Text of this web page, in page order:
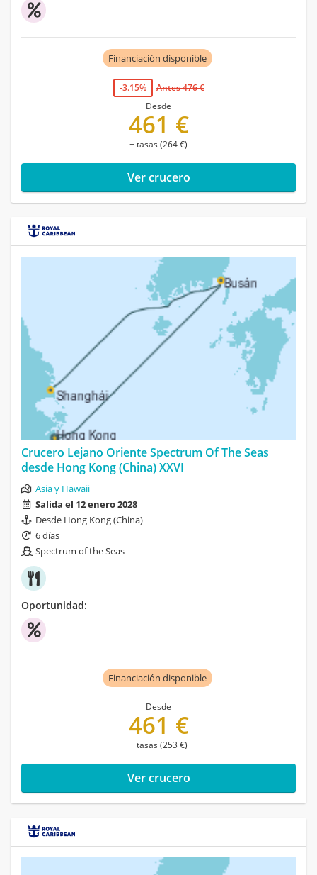
Financiación disponible
-3.15%
Antes 476 €
Desde
461 €
+ tasas (264 €)
Ver crucero
Crucero Lejano Oriente Spectrum Of The Seas
desde Hong Kong (China) XXVI
Asia y Hawaii
Salida el 12 enero 2028
Desde Hong Kong (China)
6 días
Spectrum of the Seas
Oportunidad:
Financiación disponible
Desde
461 €
+ tasas (253 €)
Ver crucero